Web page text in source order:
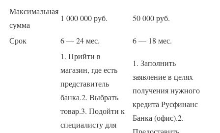
Максимальная
сумма
1 000 000 руб. 50 000 руб.
Срок 6 — 24 мес. 6 — 18 мес.
1. Прийти в
магазин, где есть
представитель
банка.2. Выбрать
товар.3. Подойти к
специалисту для
1. Заполнить
заявление в целях
получения нужного
кредита Русфинанс
Банка (офис).2.